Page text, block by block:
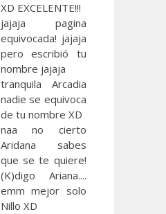
XD EXCELENTE!!!
jajaja pagina
equivocada! jajaja
pero escribió tu
nombre jajaja
tranquila Arcadia
nadie se equivoca
de tu nombre XD
naa no cierto
Aridana sabes
que se te quiere!
(K)digo Ariana....
emm mejor solo
Nillo XD